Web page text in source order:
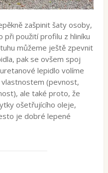
zašpinit šaty osoby,
při použití profilu z hliníku
můžeme ještě zpevnit
pak se ovšem spoj
lepidlo volíme
vlastnostem (pevnost,
ale také proto, že
ošetřujícího oleje,
je dobré lepené